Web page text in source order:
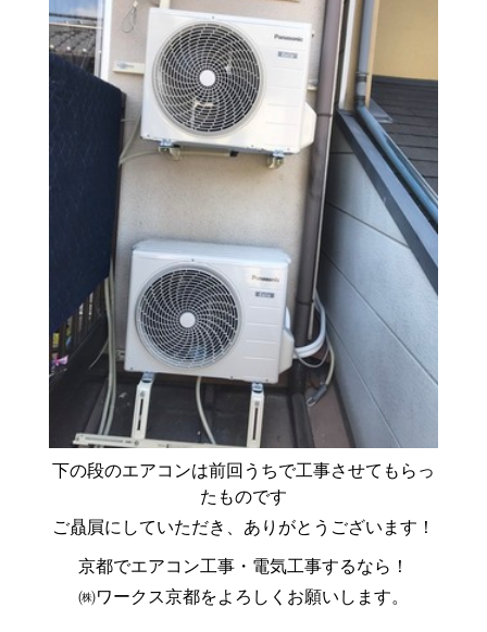
下の段のエアコンは前回うちで工事させてもらっ
たものです
ご贔屓にしていただき、ありがとうございます！
京都でエアコン工事・電気工事するなら！
㈱ワークス京都をよろしくお願いします。